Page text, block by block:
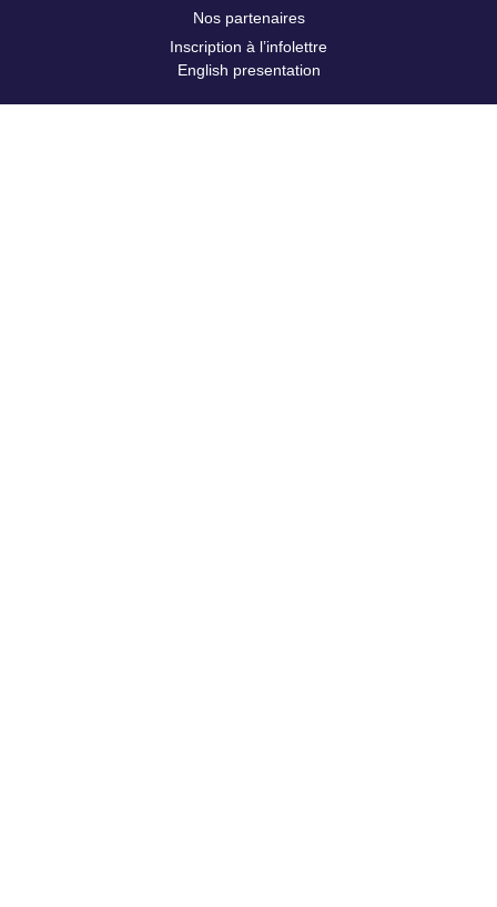
Nos partenaires
Inscription à l’infolettre
English presentation